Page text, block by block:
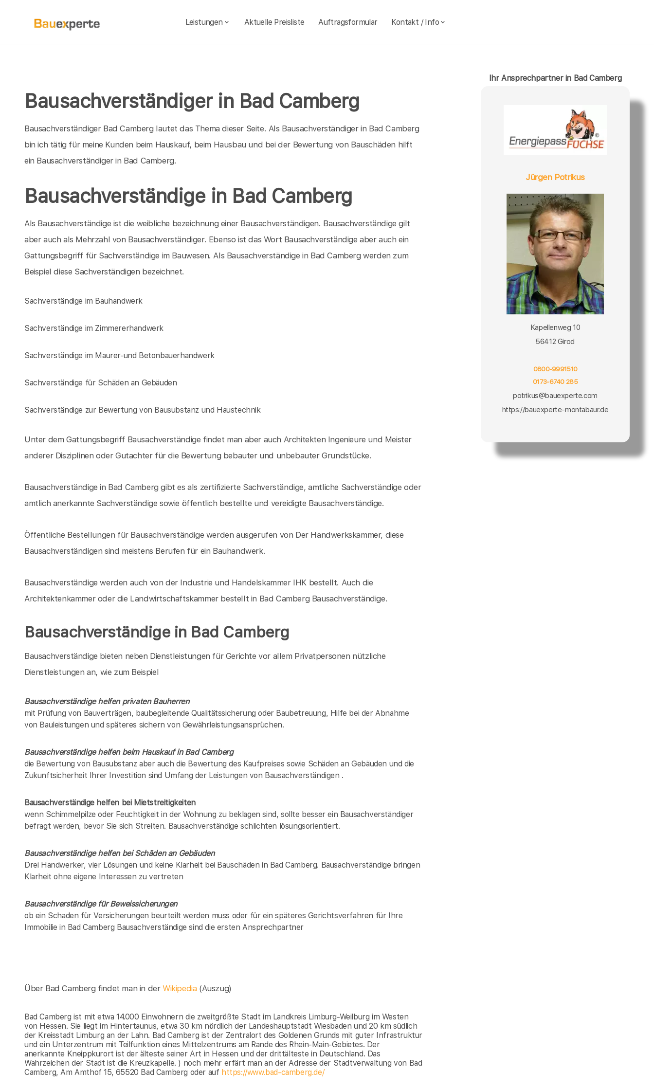
Leistungen Aktuelle Preisliste Auftragsformular Kontakt / Info
Bausachverständiger in Bad Camberg
Bausachverständiger Bad Camberg lautet das Thema dieser Seite. Als Bausachverständiger in Bad Camberg
bin ich tätig für meine Kunden beim Hauskauf, beim Hausbau und bei der Bewertung von Bauschäden hilft
ein Bausachverständiger in Bad Camberg.
Bausachverständige in Bad Camberg
Als Bausachverständige ist die weibliche bezeichnung einer Bausachverständigen. Bausachverständige gilt
aber auch als Mehrzahl von Bausachverständiger. Ebenso ist das Wort Bausachverständige aber auch ein
Gattungsbegriff für Sachverständige im Bauwesen. Als Bausachverständige in Bad Camberg werden zum
Beispiel diese Sachverständigen bezeichnet.
Sachverständige im Bauhandwerk
Sachverständige im Zimmererhandwerk
Sachverständige im Maurer-und Betonbauerhandwerk
Sachverständige für Schäden an Gebäuden
Sachverständige zur Bewertung von Bausubstanz und Haustechnik
Unter dem Gattungsbegriff Bausachverständige findet man aber auch Architekten Ingenieure und Meister
anderer Disziplinen oder Gutachter für die Bewertung bebauter und unbebauter Grundstücke.
Bausachverständige in Bad Camberg gibt es als zertifizierte Sachverständige, amtliche Sachverständige oder
amtlich anerkannte Sachverständige sowie öffentlich bestellte und vereidigte Bausachverständige.
Öffentliche Bestellungen für Bausachverständige werden ausgerufen von Der Handwerkskammer, diese
Bausachverständigen sind meistens Berufen für ein Bauhandwerk.
Bausachverständige werden auch von der Industrie und Handelskammer IHK bestellt. Auch die
Architektenkammer oder die Landwirtschaftskammer bestellt in Bad Camberg Bausachverständige.
Bausachverständige in Bad Camberg
Bausachverständige bieten neben Dienstleistungen für Gerichte vor allem Privatpersonen nützliche
Dienstleistungen an, wie zum Beispiel
Bausachverständige helfen privaten Bauherren
mit Prüfung von Bauverträgen, baubegleitende Qualitätssicherung oder Baubetreuung, Hilfe bei der Abnahme
von Bauleistungen und späteres sichern von Gewährleistungsansprüchen.
Bausachverständige helfen beim Hauskauf inBad Camberg
die Bewertung von Bausubstanz aber auch die Bewertung des Kaufpreises sowie Schäden an Gebäuden und die
Zukunftsicherheit Ihrer Investition sind Umfang der Leistungen von Bausachverständigen .
Bausachverständige helfen bei Mietstreitigkeiten
wenn Schimmelpilze oder Feuchtigkeit in der Wohnung zu beklagen sind, sollte besser ein Bausachverständiger
befragt werden, bevor Sie sich Streiten. Bausachverständige schlichten lösungsorientiert.
Bausachverständige helfen bei Schäden an Gebäuden
Drei Handwerker, vier Lösungen und keine Klarheit bei Bauschäden in Bad Camberg. Bausachverständige bringen
Klarheit ohne eigene Interessen zu vertreten
Bausachverständige für Beweissicherungen
ob ein Schaden für Versicherungen beurteilt werden muss oder für ein späteres Gerichtsverfahren für Ihre
Immobilie in Bad Camberg Bausachverständige sind die ersten Ansprechpartner
Über Bad Camberg findet man in derWikipedia (Auszug)
Bad Camberg ist mit etwa 14.000 Einwohnern die zweitgrößte Stadt im Landkreis Limburg-Weilburg im Westen
von Hessen. Sie liegt im Hintertaunus, etwa 30 km nördlich der Landeshauptstadt Wiesbaden und 20 km südlich
der Kreisstadt Limburg an der Lahn. Bad Camberg ist der Zentralort des Goldenen Grunds mit guter Infrastruktur
und ein Unterzentrum mit Teilfunktion eines Mittelzentrums am Rande des Rhein-Main-Gebietes. Der
anerkannte Kneippkurort ist der älteste seiner Art in Hessen und der drittälteste in Deutschland. Das
Wahrzeichen der Stadt ist die Kreuzkapelle. ) noch mehr erfärt man an der Adresse der Stadtverwaltung von Bad
Camberg, Am Amthof 15, 65520 Bad Camberg oder auf https://www.bad-camberg.de/
Ihr Ansprechpartner in Bad Camberg
Jürgen Potrikus
Kapellenweg 10
56412 Girod
0800-9991510
0173-6740 285
potrikus@bauexperte.com
https://bauexperte-montabaur.de